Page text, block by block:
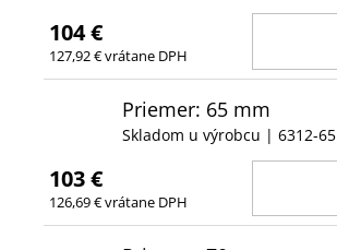
104 €
127,92 € vrátane DPH
Priemer: 65 mm
Skladom u výrobcu | 6312-65
103 €
126,69 € vrátane DPH